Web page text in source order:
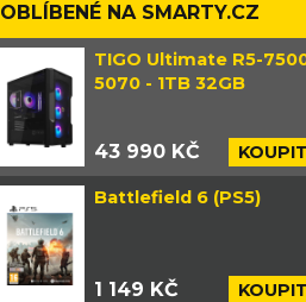
OBLÍBENÉ NA SMARTY.CZ
TIGO Ultimate R5-
5070 - 1TB 32GB
43 990 KČ KOUPIT
Battlefield 6 (PS5)
1 149 KČ KOUPIT